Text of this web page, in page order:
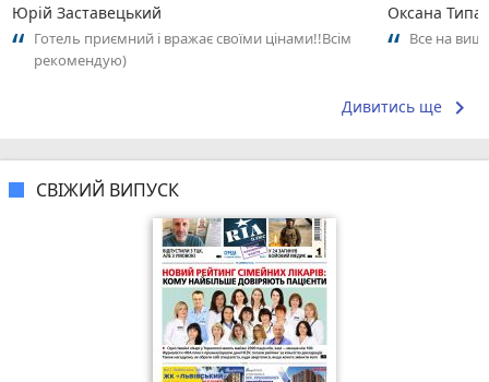
Юрій Заставецький
Готель приємний і вражає своїми цінами!!Всім
рекомендую)
Оксана Типа
Все на
Дивитись ще keyboard_arrow_right
СВІЖИЙ ВИПУСК